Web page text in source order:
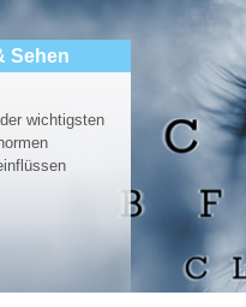
Sehen
wichtigsten